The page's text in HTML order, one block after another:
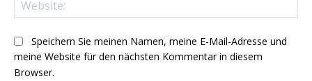
Speichern Sie meinen Namen, meine E-Mail-Adresse und
meine Website für den nächsten Kommentar in diesem
Browser.